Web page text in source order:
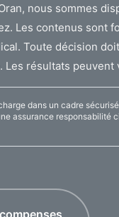
nous sommes
Les contenus sont
Toute décision
résultats peuvent
dans un cadre
assurance responsabilité